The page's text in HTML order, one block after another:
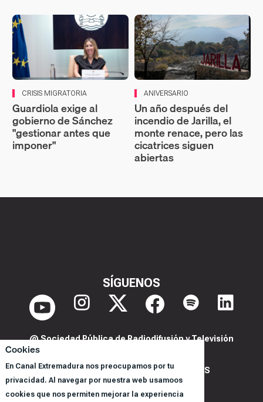
Cookies
En Canal Extremadura nos preocupamos por tu
privacidad. Al navegar por nuestra web usamoos
cookies que nos permiten mejorar la experiencia
CRISIS MIGRATORIA
Guardiola exige al
gobierno de Sánchez
"gestionar antes que
imponer"
ANIVERSARIO
Un año después del
incendio de Jarilla, el
monte renace, pero las
cicatrices siguen
abiertas
SÍGUENOS
@ Sociedad Pública de Radiodifusión y Televisión
POLITICA DE PRIVACIDAD Y COOKIES